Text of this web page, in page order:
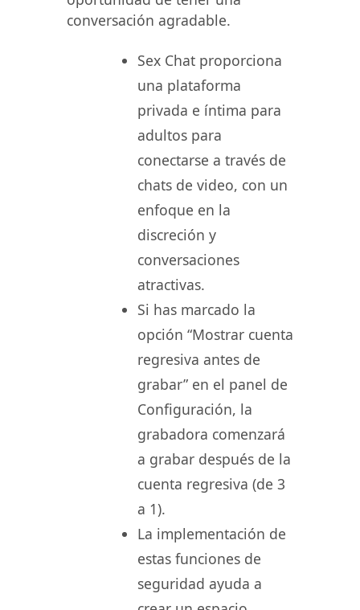
conversación agradable.
Sex Chat proporciona
una plataforma
privada e íntima para
adultos para
conectarse a través de
chats de video, con un
enfoque en la
discreción y
conversaciones
atractivas.
Si has marcado la
opción “Mostrar cuenta
regresiva antes de
grabar” en el panel de
Configuración, la
grabadora comenzará
a grabar después de la
cuenta regresiva (de 3
a 1).
La implementación de
estas funciones de
seguridad ayuda a